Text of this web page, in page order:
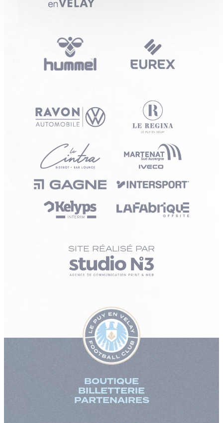
SITE RÉALISÉ PAR
BOUTIQUE
BILLETTERIE
PARTENAIRES